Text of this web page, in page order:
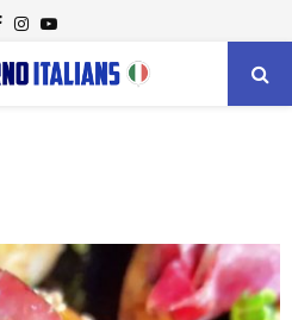
FACEBOOK
INSTAGRAM
YOUTUBE